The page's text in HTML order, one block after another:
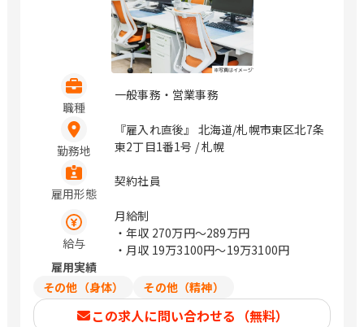
職種
一般事務・営業事務
勤務地
『雇入れ直後』 北海道/札幌市東区北7条
東2丁目1番1号 / 札幌
雇用形態
契約社員
給与
月給制
・年収 270万円〜289万円
・月収 19万3100円〜19万3100円
雇用実績
その他（身体）
その他（精神）
この求人に問い合わせる（無料）